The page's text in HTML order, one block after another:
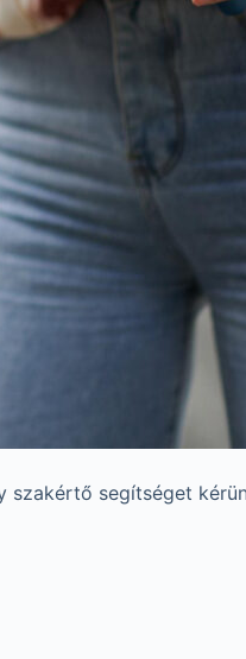
szakértő segítséget